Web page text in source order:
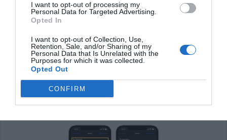
I want to opt-out of processing my
Personal Data for Targeted Advertising.
Opted In
I want to opt-out of Collection, Use,
Retention, Sale, and/or Sharing of my
Personal Data that Is Unrelated with the
Purposes for which it was collected.
Opted Out
CONFIRM
“جدولك الزمني”. هنا يمكنك أن ترى ما هو جدولك التالي لليوم
، بنفس الطريقة ، أدناه ، ستحصل على جداولك المختلفة التي قمت
بتكوينها مسبقًا. لإعداد جدول جديد أو تعديل جدول تم إنشاؤه بالفعل ،
ما عليك سوى النقر فوق “الجدول الكامل والخيارات”.
اقرأ أيضاً :
إتقان إيماءات iPhone الخاصة بك: إليك كيفية